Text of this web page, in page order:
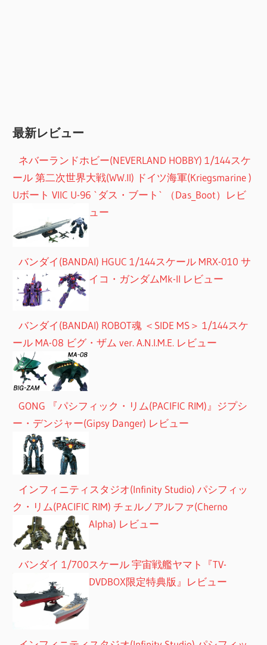
最新レビュー
ネバーランドホビー(NEVERLAND HOBBY) 1/144スケ
ール 第二次世界大戦(WW.II) ドイツ海軍(Kriegsmarine )
Uボート VIIC U-96 `ダス・ブート` （Das_Boot）レビ
ュー
バンダイ(BANDAI) HGUC 1/144スケール MRX-010 サ
イコ・ガンダムMk-II レビュー
バンダイ(BANDAI) ROBOT魂 ＜SIDE MS＞ 1/144スケ
ール MA-08 ビグ・ザム ver. A.N.I.M.E. レビュー
GONG 『パシフィック・リム(PACIFIC RIM)』ジプシ
ー・デンジャー(Gipsy Danger) レビュー
インフィニティスタジオ(Infinity Studio) パシフィッ
ク・リム(PACIFIC RIM) チェルノアルファ(Cherno
Alpha) レビュー
バンダイ 1/700スケール 宇宙戦艦ヤマト『TV-
DVDBOX限定特典版』レビュー